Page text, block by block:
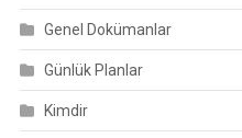
Genel Dokümanlar
Günlük Planlar
Kimdir